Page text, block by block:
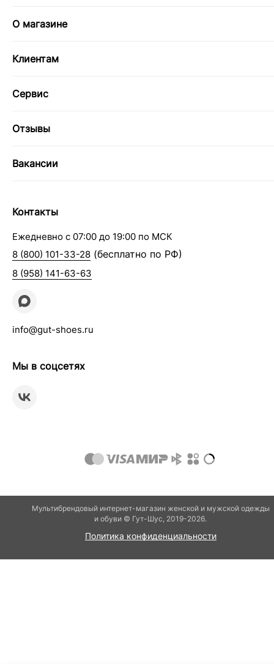
О магазине
Клиентам
Сервис
Отзывы
Вакансии
Контакты
Ежедневно с 07:00 до 19:00 по МСК
8 (800) 101-33-28 (бесплатно по РФ)
8 (958) 141-63-63
info@gut-shoes.ru
Мы в соцсетях
Мультибрендовый интернет-магазин женской и мужской одежды
и обуви © Гут-Шуc, 2019-2026.
Политика конфиденциальности